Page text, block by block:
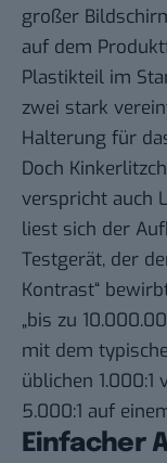
großer
auf dem
Plastikteil im
zwei stark
Halterung für
Doch
verspricht auch
liest sich der
Testgerät, der
Kontrast“
„bis zu
mit dem
üblichen 1.000:1
5.000:1 auf
Einfacher